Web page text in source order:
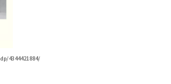
4344421884/